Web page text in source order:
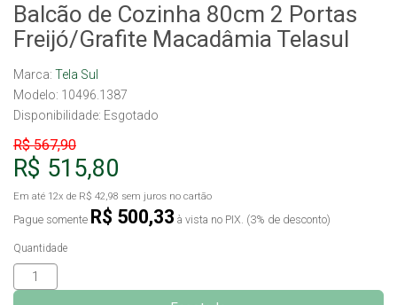
Balcão de Cozinha 80cm 2 Portas
Freijó/Grafite Macadâmia Telasul
Marca: Tela Sul
Modelo: 10496.1387
Disponibilidade: Esgotado
R$ 567,90
R$ 515,80
Em até 12x de R$ 42,98 sem juros no cartão
Pague somente R$ 500,33 à vista no PIX. (3% de desconto)
Quantidade